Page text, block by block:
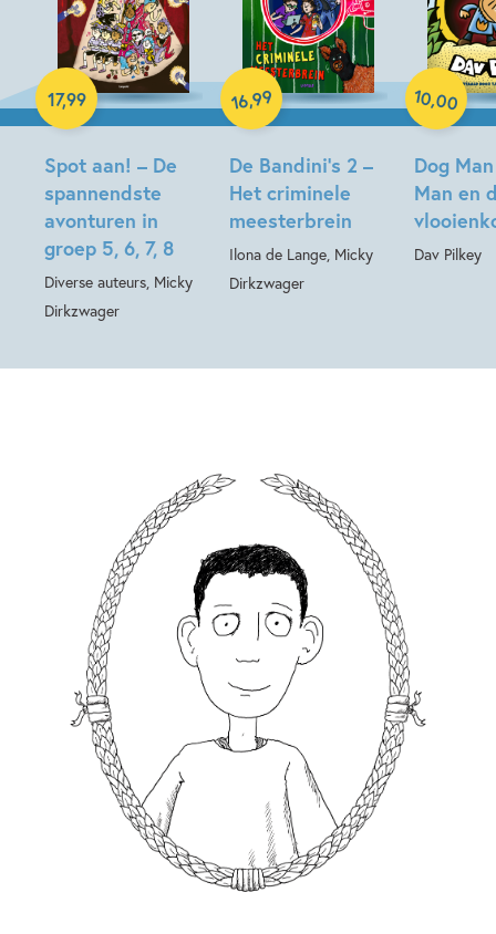
Spot aan! – De
spannendste
avonturen in
groep 5, 6, 7, 8
Diverse auteurs, Micky
Dirkzwager
17,99
Hardcover
De Bandini’s 2 –
Het criminele
meesterbrein
Ilona de Lange, Micky
Dirkzwager
16,99
Hardcover
Dog
Man en
Dav Pilkey
10,00
Paperback